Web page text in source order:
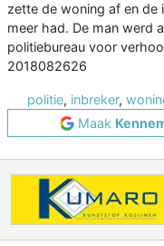
zette de woning af en de
meer had. De man werd
politiebureau voor
2018082626
politie, inbreker,
Maak